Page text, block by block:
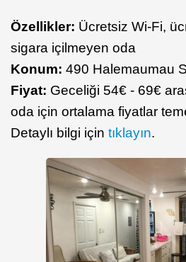
Özellikler: Ücretsiz Wi-Fi,
sigara içilmeyen oda
Konum: 490 Halemaumau
Fiyat: Geceliği 54€ - 69€
oda için ortalama fiyatlar
Detaylı bilgi için tıklayın.